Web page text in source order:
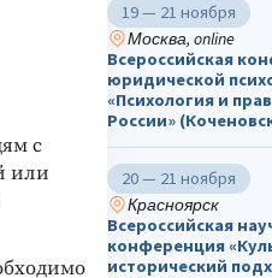
с
или
19 — 21 ноября
Москва, online
Всероссийская
юридической
«Психология и
России»
20 — 21 ноября
Красноярск
Всероссийская
конференция
исторический